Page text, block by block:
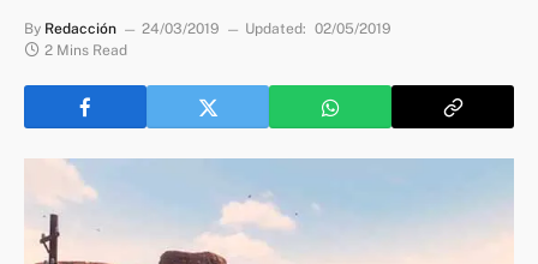
By Redacción 24/03/2019 Updated: 02/05/2019
2 Mins Read